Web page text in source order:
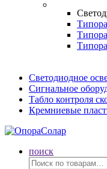
Светодиодное
Сигнальное
Табло контроля
Кремниевые
поиск
Искать: